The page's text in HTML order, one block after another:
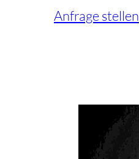
Anfrage stellen